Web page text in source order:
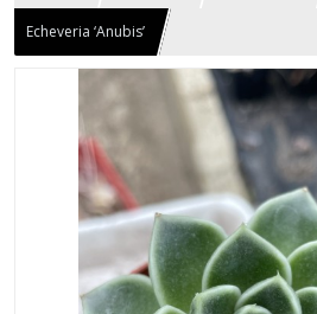
Echeveria ‘Anubis’